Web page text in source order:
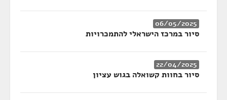
06/05/2025
סיור במרכז הישראלי להתמכרויות
22/04/2025
סיור בחוות קשואלה בגוש עציון